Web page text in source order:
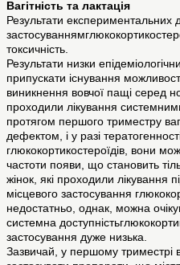
Вагітність та лактація
Результати експериментальних
токсичність.
Результати низки
припускати існування
виникнення вовчої пащі серед
проходили лікування
протягом першого триместру
дефектом, і у разі
глюкокортикостероїдів, вони
частоти появи, що становить
жінок, які проходили лікування
місцевого застосування
недостатньо, однак, можна
системна
застосування дуже низька.
Зазвичай, у першому триместрі